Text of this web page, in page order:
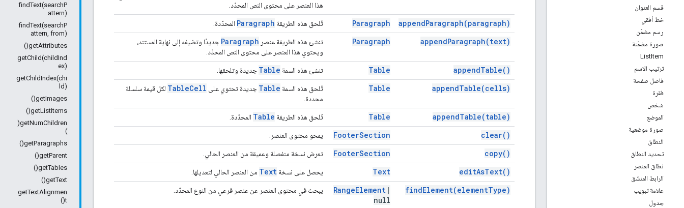
قسم العنوان
خط أفقي
رسم مضمّن
صورة مضمّنة
ListItem
ترتيب الاسم
فاصل صفحة
فقرة
شخص
الموضع
صورة موضعية
النطاق
تحديد النطاق
نطاق العنصر
الرابط المنسّق
علامة تبويب
جدول
findText(searchP
attern)
findText(searchP
attern, from)
getAttributes()
getChild(childInd
ex)
getChildIndex(chi
ld)
getImages()
getListItems()
getNumChildren(
)
getParagraphs()
getParent()
getTables()
getText()
getTextAlignmen
t()
هذا العنصر على محتوى النص المحدّد.
appendParagraph(paragraph)
Paragraph تُلحق هذه الطريقة Paragraph المحدّدة.
appendParagraph(text)
Paragraph تنشئ هذه الطريقة عنصر Paragraph جديدًا وتضيفه إلى نهاية المستند،
ويحتوي هذا العنصر على محتوى النص المحدّد.
appendTable( )
Table تنشئ هذه السمة Table جديدة وتلحقها.
appendTable(cells)
Table تُلحق هذه السمة Table جديدة تحتوي على TableCell
لكل قيمة سلسلة
محددة.
appendTable(table)
Table تُلحق هذه الطريقة Table المحدّدة.
clear( )
FooterSection يمحو محتوى العنصر.
copy( )
FooterSection تعرض نسخة منفصلة وعميقة من العنصر الحالي.
editAsText( )
Text يحصل على نسخة Text من العنصر الحالي لتعديلها.
findElement(elementType)
RangeElement |
null
يبحث في محتوى العنصر عن عنصر فرعي من النوع المحدّد.